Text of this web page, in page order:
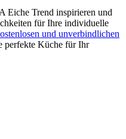
Eiche Trend inspirieren und
für Ihre individuelle
und unverbindlichen
perfekte Küche für Ihr